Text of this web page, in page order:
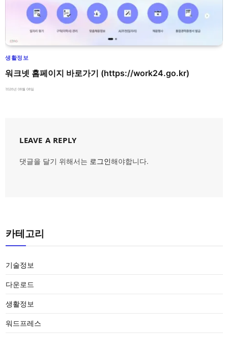
생활정보
워크넷 홈페이지 바로가기 (https://work24.go.kr)
2026년 08월 08일
LEAVE A REPLY
댓글을 달기 위해서는 로그인해야합니다.
카테고리
기술정보
다운로드
생활정보
워드프레스